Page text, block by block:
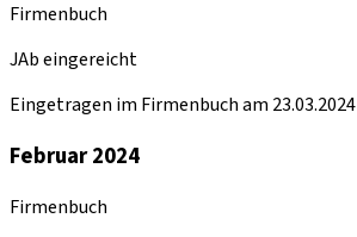
Firmenbuch
JAb eingereicht
Eingetragen im Firmenbuch am 23.03.2024
Februar 2024
Firmenbuch